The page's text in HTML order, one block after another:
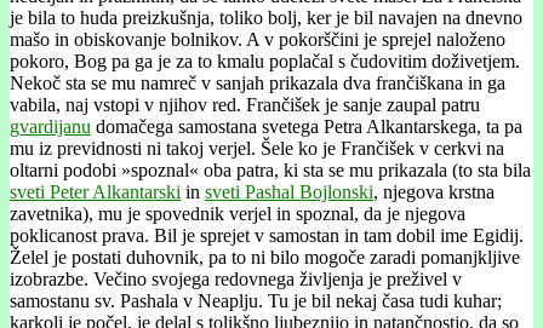
je bila to huda preizkušnja, toliko bolj, ker je bil navajen na dnevno
mašo in obiskovanje bolnikov. A v pokorščini je sprejel naloženo
pokoro, Bog pa ga je za to kmalu poplačal s čudovitim doživetjem.
Nekoč sta se mu namreč v sanjah prikazala dva frančiškana in ga
vabila, naj vstopi v njihov red. Frančišek je sanje zaupal patru
gvardijanu domačega samostana svetega Petra Alkantarskega, ta pa
mu iz previdnosti ni takoj verjel. Šele ko je Frančišek v cerkvi na
oltarni podobi »spoznal« oba patra, ki sta se mu prikazala (to sta bila
sveti Peter Alkantarski in sveti Pashal Bojlonski, njegova krstna
zavetnika), mu je spovednik verjel in spoznal, da je njegova
poklicanost prava. Bil je sprejet v samostan in tam dobil ime Egidij.
Želel je postati duhovnik, pa to ni bilo mogoče zaradi pomanjkljive
izobrazbe. Večino svojega redovnega življenja je preživel v
samostanu sv. Pashala v Neaplju. Tu je bil nekaj časa tudi kuhar;
karkoli je počel, je delal s tolikšno ljubeznijo in natančnostjo, da so